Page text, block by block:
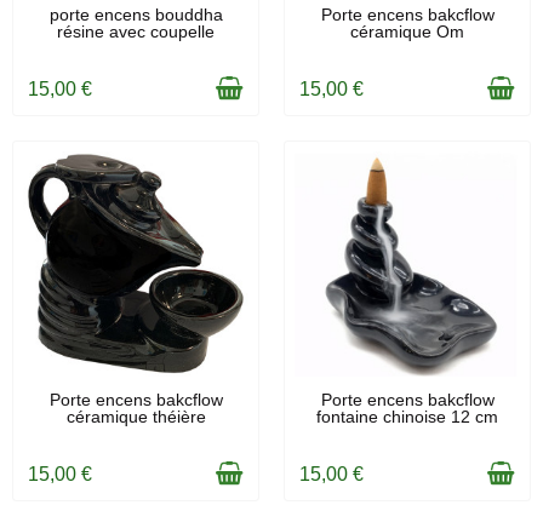
EN STOCK
porte encens bouddha
résine avec coupelle
15,00 €
EN STOCK
Porte encens bakcflow
céramique Om
15,00 €
EN STOCK
Porte encens bakcflow
céramique théière
15,00 €
EN STOCK
Porte encens bakcflow
fontaine chinoise 12 cm
15,00 €